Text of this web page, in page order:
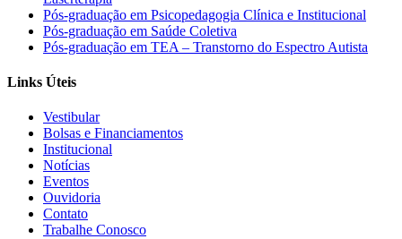
Pós-graduação em Psicopedagogia Clínica e Institucional
Pós-graduação em Saúde Coletiva
Pós-graduação em TEA – Transtorno do Espectro Autista
Links Úteis
Vestibular
Bolsas e Financiamentos
Institucional
Notícias
Eventos
Ouvidoria
Contato
Trabalhe Conosco